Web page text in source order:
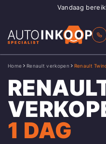
Vandaag
Home Renault verkopen Renault
1 DAG